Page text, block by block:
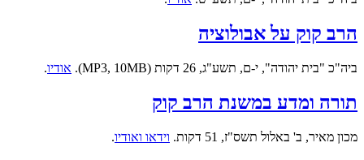
הרב קוק על אבולוציה
ביה"כ "בית יהודה", י-ם, תשע"ג, 26 דקות (MP3, 10MB). אודיו.
תורה ומדע במשנת הרב קוק
מכון מאיר, ב' באלול תשס"ז, 51 דקות. וידאו ואודיו.